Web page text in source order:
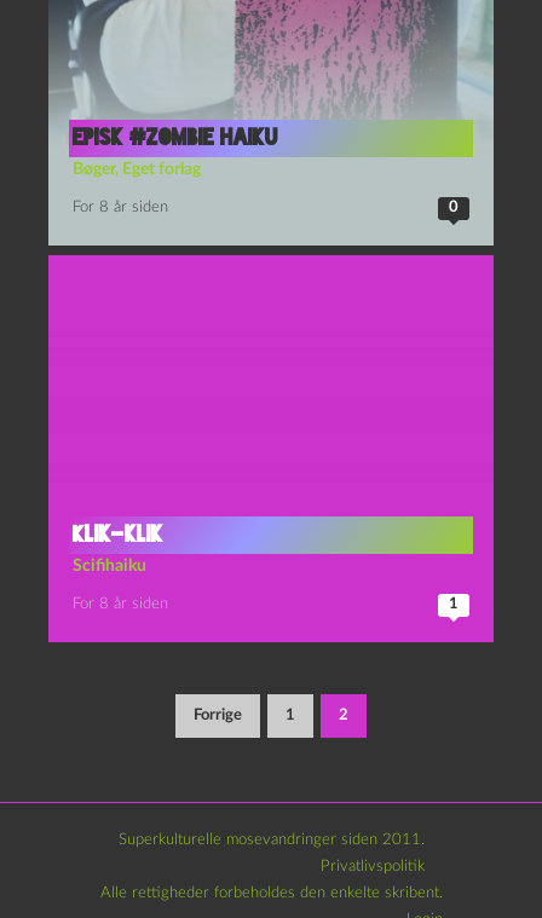
Episk #zombie haiku
Bøger, Eget forlag
For 8 år siden 0
Klik-klik
Scifihaiku
For 8 år siden 1
Indlægsinddeling
Forrige 1 2
Superkulturelle mosevandringer siden 2011.
Privatlivspolitik
Alle rettigheder forbeholdes den enkelte skribent.